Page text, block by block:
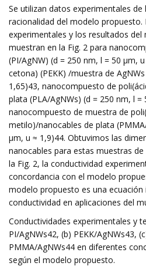
Se utilizan datos experimentales
racionalidad del modelo propuesto.
experimentales y los resultados
muestran en la Fig. 2 para
(PI/AgNW) (d = 250 nm, l = 50 μm,
cetona) (PEKK) /muestra de
1,65)43, nanocompuesto de
plata (PLA/AgNWs) (d = 250 nm, l
nanocompuesto de muestra de
metilo)/nanocables de plata
μm, u ≈ 1,9)44. Obtuvimos las
nanocables para estas muestras
la Fig. 2, la conductividad
concordancia con el modelo
modelo propuesto es una ecuación
conductividad en aplicaciones del
Conductividades experimentales y
PI/AgNWs42, (b) PEKK/AgNWs43,
PMMA/AgNWs44 en diferentes
según el modelo propuesto.